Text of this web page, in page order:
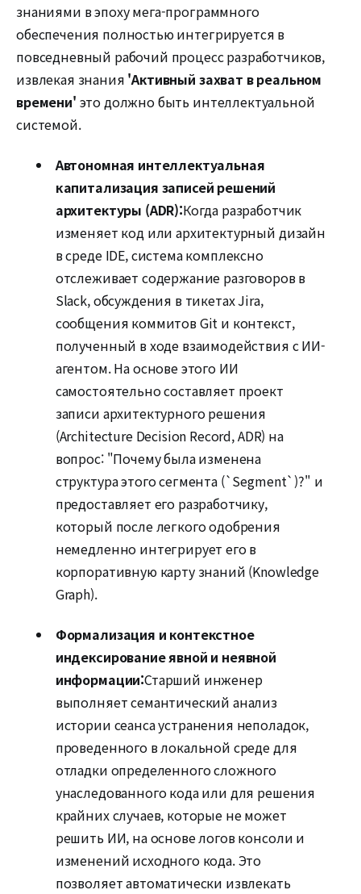
знаниями в эпоху мега-программного
обеспечения полностью интегрируется в
повседневный рабочий процесс разработчиков,
извлекая знания 'Активный захват в реальном
времени' это должно быть интеллектуальной
системой.
Автономная интеллектуальная
капитализация записей решений
архитектуры (ADR):Когда разработчик
изменяет код или архитектурный дизайн
в среде IDE, система комплексно
отслеживает содержание разговоров в
Slack, обсуждения в тикетах Jira,
сообщения коммитов Git и контекст,
полученный в ходе взаимодействия с ИИ-
агентом. На основе этого ИИ
самостоятельно составляет проект
записи архитектурного решения
(Architecture Decision Record, ADR) на
вопрос: "Почему была изменена
структура этого сегмента (`Segment`)?" и
предоставляет его разработчику,
который после легкого одобрения
немедленно интегрирует его в
корпоративную карту знаний (Knowledge
Graph).
Формализация и контекстное
индексирование явной и неявной
информации:Старший инженер
выполняет семантический анализ
истории сеанса устранения неполадок,
проведенного в локальной среде для
отладки определенного сложного
унаследованного кода или для решения
крайних случаев, которые не может
решить ИИ, на основе логов консоли и
изменений исходного кода. Это
позволяет автоматически извлекать